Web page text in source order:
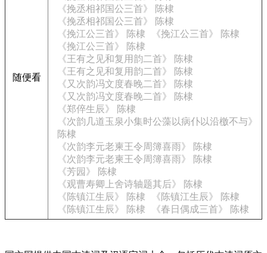
随便看
《挽丞相祁国公三首》 陈棣
《挽丞相祁国公三首》 陈棣
《挽江公三首》 陈棣
《挽江公三首》 陈棣
《挽江公三首》 陈棣
《王有之见和复用韵二首》 陈棣
《王有之见和复用韵二首》 陈棣
《又次韵冯文度春晚二首》 陈棣
《又次韵冯文度春晚二首》 陈棣
《郑倅生辰》 陈棣
《次韵几道玉泉小集时公藻以病仆以沿檄不与》
陈棣
《次韵李元老柬王令周簿喜雨》 陈棣
《次韵李元老柬王令周簿喜雨》 陈棣
《芳园》 陈棣
《观曹寿卿上舍诗轴题其后》 陈棣
《陈镇江生辰》 陈棣
《陈镇江生辰》 陈棣
《陈镇江生辰》 陈棣
《春日偶成三首》 陈棣